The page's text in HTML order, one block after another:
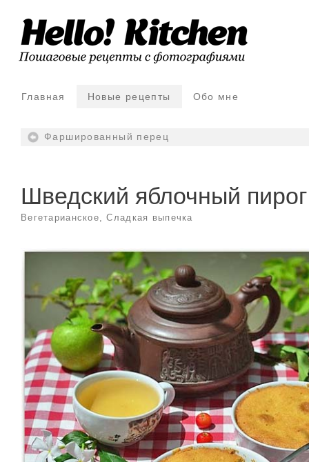
Главная Новые рецепты Обо мне
Фаршированный перец
Шведский яблочный пирог
Вегетарианское,Сладкая выпечка